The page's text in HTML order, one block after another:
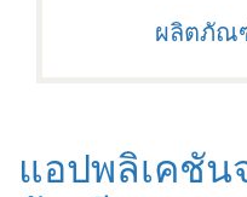
ผลิตภัณ
แอปพลิเคชั